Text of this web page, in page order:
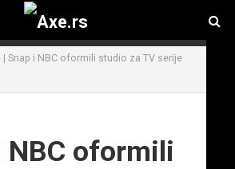
| Snap i NBC oformili studio za TV serije
NBC oformili